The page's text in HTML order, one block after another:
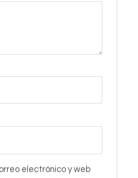
electrónico y web